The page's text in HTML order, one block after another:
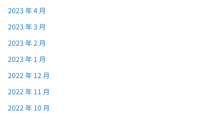
2023 年 4 月
2023 年 3 月
2023 年 2 月
2023 年 1 月
2022 年 12 月
2022 年 11 月
2022 年 10 月